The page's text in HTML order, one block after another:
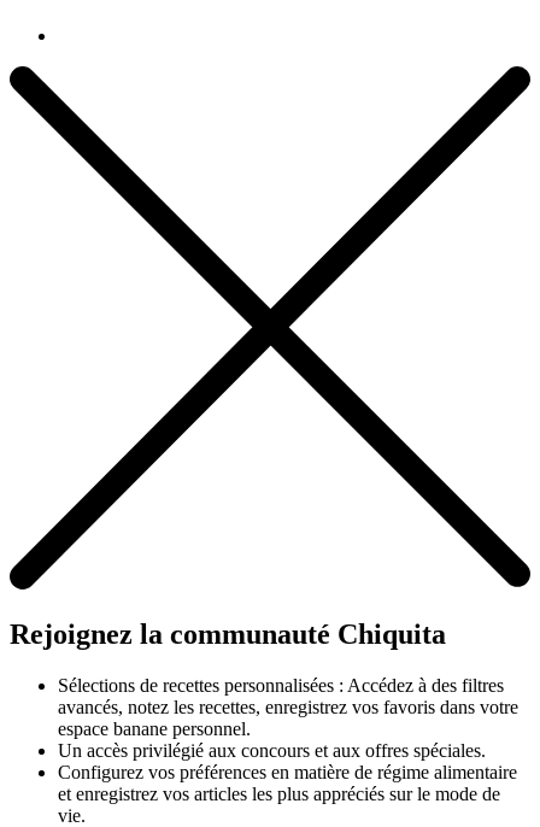
Rejoignez la communauté Chiquita
Sélections de recettes personnalisées : Accédez à des filtres
avancés, notez les recettes, enregistrez vos favoris dans votre
espace banane personnel.
Un accès privilégié aux concours et aux offres spéciales.
Configurez vos préférences en matière de régime alimentaire
et enregistrez vos articles les plus appréciés sur le mode de
vie.